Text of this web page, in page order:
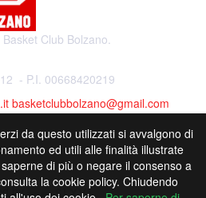
Club Bolzano.
- P.I. 00668420219
basketclubbolzano@gmail.com
by
da questo utilizzati si avvalgono di
ed utili alle finalità illustrate
di più o negare il consenso a
la cookie policy. Chiudendo